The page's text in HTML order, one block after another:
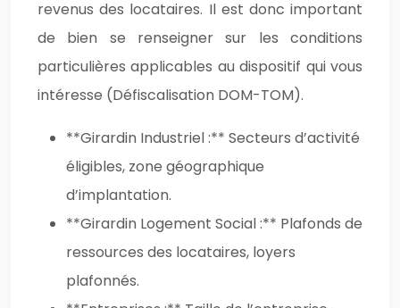
revenus des locataires. Il est donc important
de bien se renseigner sur les conditions
particulières applicables au dispositif qui vous
intéresse (Défiscalisation DOM-TOM).
**Girardin Industriel :** Secteurs d’activité
éligibles, zone géographique
d’implantation.
**Girardin Logement Social :** Plafonds de
ressources des locataires, loyers
plafonnés.